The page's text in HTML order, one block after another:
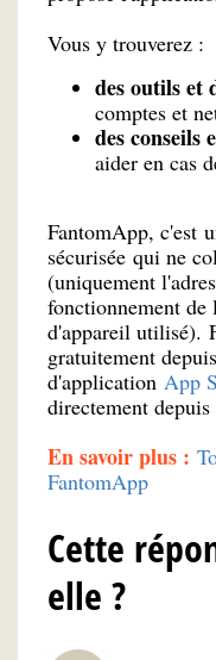
Vous y trouverez :
des outils et
comptes et
des conseils
aider en cas
FantomApp, c'est
sécurisée qui ne
(uniquement
fonctionnement
d'appareil utilisé).
gratuitement
d'application App
directement
En savoir plus :
FantomApp
Cette
elle ?